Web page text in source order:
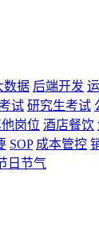
数据 后端开发
试 研究生考试
岗位 酒店餐饮
SOP 成本管控
日节气